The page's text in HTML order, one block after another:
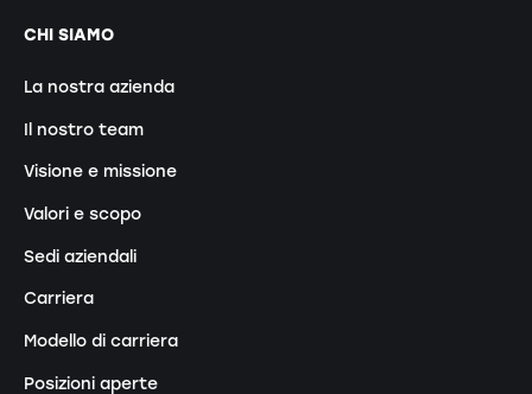
CHI SIAMO
La nostra azienda
Il nostro team
Visione e missione
Valori e scopo
Sedi aziendali
Carriera
Modello di carriera
Posizioni aperte